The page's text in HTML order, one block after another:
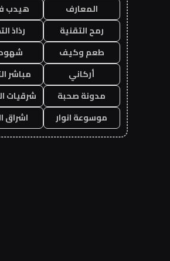
المعارف
هيدب
رمح التقنية
رذاذ
طعم وكيف
أركاني
مباشر
مدونة صحبة
شرقيات
موسوعة انوار
اشراق